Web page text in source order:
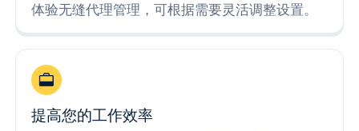
体验无缝代理管理，可根据需要灵活调整设置。
提高您的工作效率